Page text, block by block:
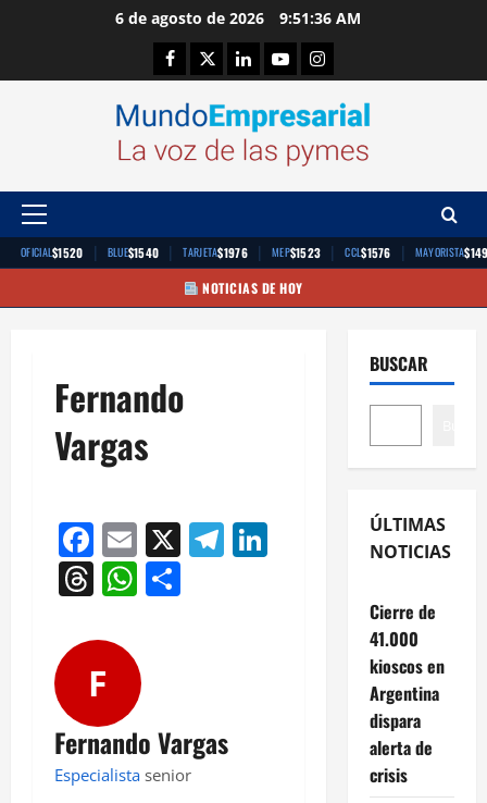
6 de agosto de 2026 9:51:37 AM
Facebook
TwitterLinkedinYoutubeInstagram
Menú
principal
OFICIAL$1520 | BLUE$1540 | TARJETA$1976 | MEP$1523 | CCL$1576 | MAYORISTA
NOTICIAS DE HOY
Fernando
Vargas
Facebook
Email
X Telegram
LinkedIn
Threads
WhatsApp
F
Fernando Vargas
Especialista senior
BUSCAR
ÚLTIMAS
NOTICIAS
Cierre de
41.000
kioscos en
Argentina
dispara
alerta de
crisis